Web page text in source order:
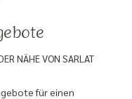
NÄHE VON SARLAT
für einen